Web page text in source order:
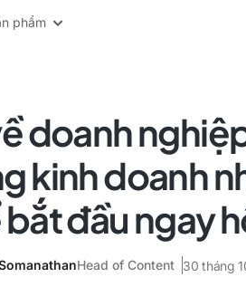
phẩm
doanh
kinh doanh
đầu ngay
Head of Content 30 tháng